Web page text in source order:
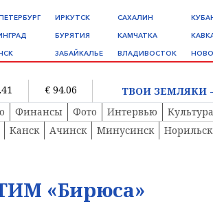
ИРКУТСК
БУРЯТИЯ
ЗАБАЙКАЛЬЕ
САХАЛИН
КАМЧАТКА
ВЛАДИВОСТОК
€ 94.06
ТВОИ ЗЕМЛЯКИ
Финансы Фото Интервью Культура
Канск Ачинск Минусинск Норильск
«Бирюса»